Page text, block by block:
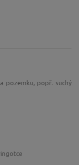
pozemku, popř. suchý